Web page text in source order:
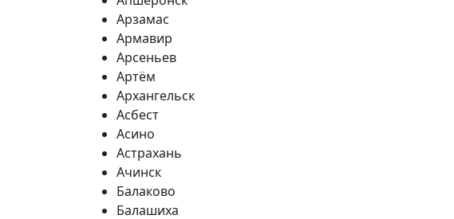
Арзамас
Армавир
Арсеньев
Артём
Архангельск
Асбест
Асино
Астрахань
Ачинск
Балаково
Балашиха